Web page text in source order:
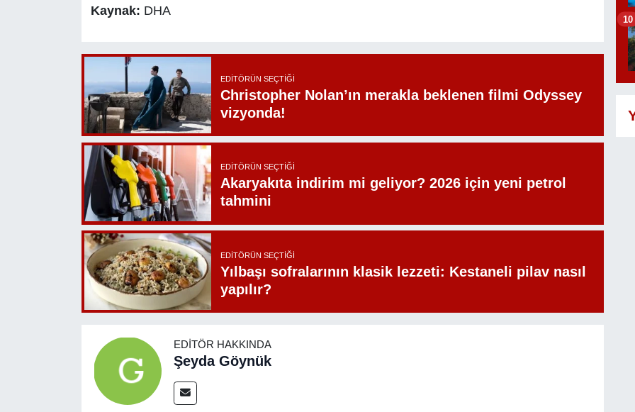
Kaynak: DHA
EDITÖRÜN SEÇTIĞI
Christopher Nolan’ın merakla beklenen filmi Odyssey
vizyonda!
EDITÖRÜN SEÇTIĞI
Akaryakıta indirim mi geliyor? 2026 için yeni petrol
tahmini
EDITÖRÜN SEÇTIĞI
Yılbaşı sofralarının klasik lezzeti: Kestaneli pilav nasıl
yapılır?
EDITÖR HAKKINDA
Şeyda Göynük
10